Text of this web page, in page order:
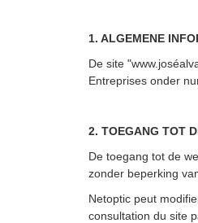
1. ALGEMENE
De site
Entreprises onder
2. TOEGANG TOT
De toegang tot de
zonder beperking
Netoptic peut
consultation du site